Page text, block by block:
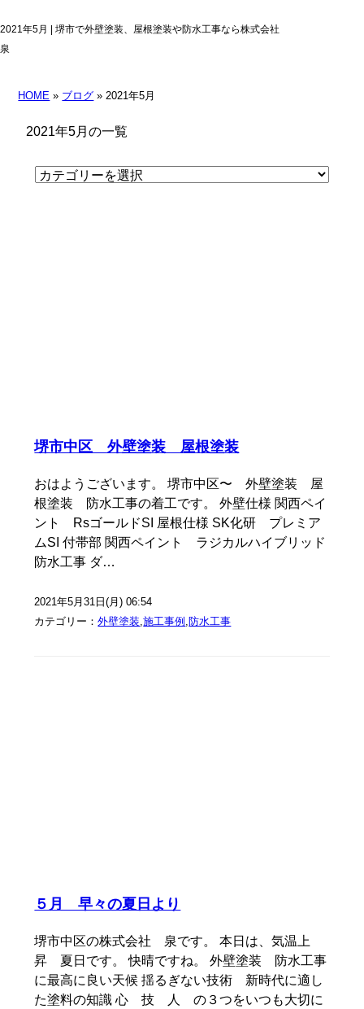
2021年5月 | 堺市で外壁塗装、屋根塗装や防水工事なら株式会社
泉
HOME » ブログ » 2021年5月
2021年5月の一覧
堺市中区 外壁塗装 屋根塗装
おはようございます。 堺市中区〜 外壁塗装 屋
根塗装 防水工事の着工です。 外壁仕様 関西ペイ
ント RsゴールドSI 屋根仕様 SK化研 プレミア
ムSI 付帯部 関西ペイント ラジカルハイブリッド
防水工事 ダ…
2021年5月31日(月) 06:54
カテゴリー：外壁塗装,施工事例 ,防水工事
５月 早々の夏日より
堺市中区の株式会社 泉です。 本日は、気温上
昇 夏日です。 快晴ですね。 外壁塗装 防水工事
に最高に良い天候 揺るぎない技術 新時代に適し
た塗料の知識 心 技 人 の３つをいつも大切に